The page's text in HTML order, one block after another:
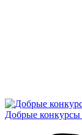
Добрые конкурсы